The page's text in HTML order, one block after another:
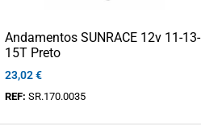
Andamentos SUNRACE 12v 11-13-
15T Preto
23,02€
REF: SR.170.0035